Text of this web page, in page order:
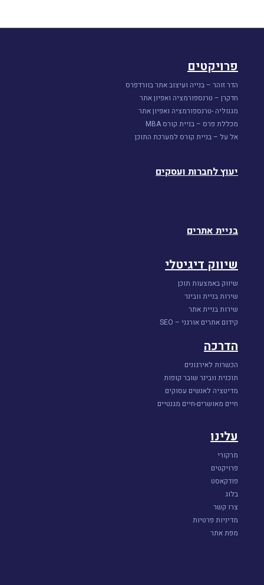
פרויקטים
הדר זוהר – בנייה ועיצוב אתר בוורדפרס
חדקרן – טרנספורמציה ואפיון אתר
מגנוליה -טרנספורמציה ואפיון אתר
מכללת פרס – בניית קורס MBA
אל על – בניית קורס למערכת התוכן
יעוץ לחברות ועסקים
בניית אתרים
שיווק דיגיטלי
שיווק באמצעות תוכן
שירות בניית וובינר
שירות בניית אתר
קידום אתרים אורגני – SEO
הדרכה
הכשרות לאירגונים
תוכנית וובינר שובר קופות
מדיטציה לאנשים עסוקים
חיים מאושרים-חיים מגנטיים
עלינו
מרקורי
פרויקטים
פודקאסט
בלוג
צרו קשר
מדיניות פרטיות
מפת אתר